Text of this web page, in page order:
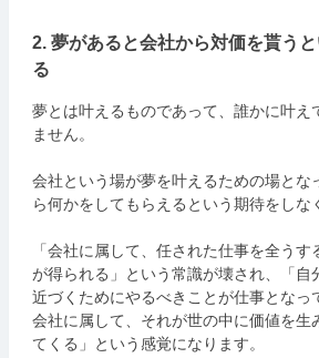
2. 夢があると会社から対価を貰う
る
夢とは叶えるものであって、誰かに叶え
ません。
会社という場が夢を叶えるための場とな
ら何かをしてもらえるという期待をしな
「会社に属して、任された仕事を全う
が得られる」という常識が壊され、「自
近づくためにやるべきことが仕事となっ
会社に属して、それが世の中に価値を生
てくる」という感覚になります。